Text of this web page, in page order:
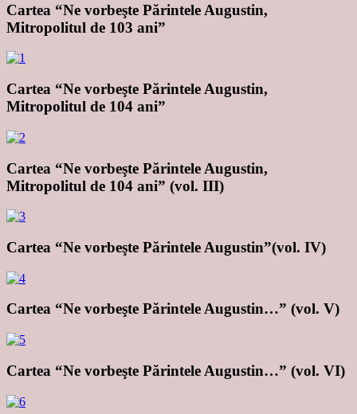
Cartea “Ne vorbeşte Părintele Augustin,
Mitropolitul de 103 ani”
Cartea “Ne vorbeşte Părintele Augustin,
Mitropolitul de 104 ani”
Cartea “Ne vorbeşte Părintele Augustin,
Mitropolitul de 104 ani” (vol. III)
Cartea “Ne vorbeşte Părintele Augustin”(vol. IV)
Cartea “Ne vorbeşte Părintele Augustin…” (vol. V)
Cartea “Ne vorbeşte Părintele Augustin…” (vol. VI)